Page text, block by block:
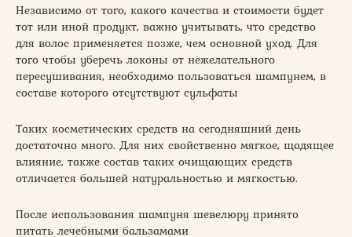
Независимо от того, какого качества и стоимости будет
тот или иной продукт, важно учитывать, что средство
для волос применяется позже, чем основной уход. Для
того чтобы уберечь локоны от нежелательного
пересушивания, необходимо пользоваться шампунем, в
составе которого отсутствуют сульфаты
Таких косметических средств на сегодняшний день
достаточно много. Для них свойственно мягкое, щадящее
влияние, также состав таких очищающих средств
отличается большей натуральностью и мягкостью.
После использования шампуня шевелюру принято
питать лечебными бальзамами